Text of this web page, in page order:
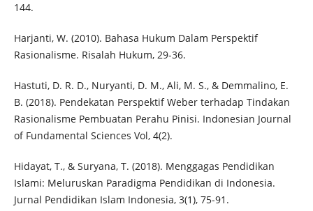
144.
Harjanti, W. (2010). Bahasa Hukum Dalam Perspektif
Rasionalisme. Risalah Hukum, 29-36.
Hastuti, D. R. D., Nuryanti, D. M., Ali, M. S., & Demmalino, E.
B. (2018). Pendekatan Perspektif Weber terhadap Tindakan
Rasionalisme Pembuatan Perahu Pinisi. Indonesian Journal
of Fundamental Sciences Vol, 4(2).
Hidayat, T., & Suryana, T. (2018). Menggagas Pendidikan
Islami: Meluruskan Paradigma Pendidikan di Indonesia.
Jurnal Pendidikan Islam Indonesia, 3(1), 75-91.